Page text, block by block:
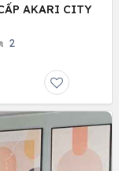
AKARI CITY
2